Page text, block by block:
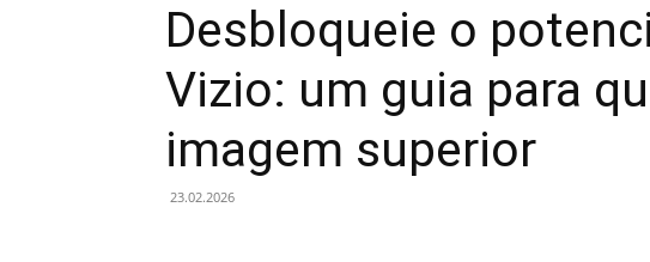
Desbloqueie o
Vizio: um guia para
imagem superior
23.02.2026